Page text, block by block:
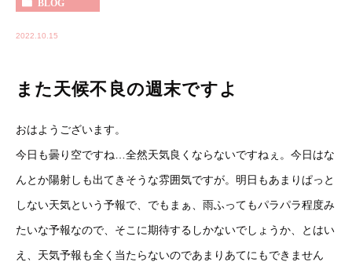
BLOG
2022.10.15
また天候不良の週末ですよ
おはようございます。
今日も曇り空ですね…全然天気良くならないですねぇ。今日はな
んとか陽射しも出てきそうな雰囲気ですが。明日もあまりぱっと
しない天気という予報で、でもまぁ、雨ふってもパラパラ程度み
たいな予報なので、そこに期待するしかないでしょうか、とはい
え、天気予報も全く当たらないのであまりあてにもできません